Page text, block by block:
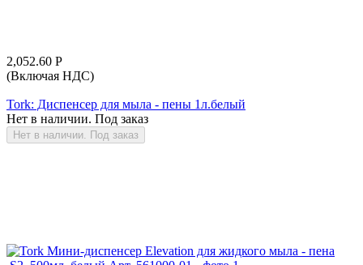
2,052.60 Р
(Включая НДС)
Tork: Диспенсер для мыла - пены 1л.белый
Нет в наличии. Под заказ
Нет в наличии. Под заказ